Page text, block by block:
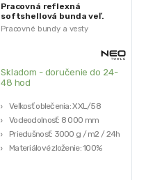
Pracovné bundy a vesty
Pracovná reflexná
softshellová bunda veľ.
XXL | NEO 81-700-XXL
Skladom - doručenie do 24-
48 hod
Veľkosť oblečenia: XXL/58
Vodeodolnosť: 8 000 mm
Priedušnosť: 3000 g / m2 / 24h
Materiálové zloženie: 100%